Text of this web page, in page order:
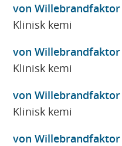
von Willebrandfaktor
Klinisk kemi
von Willebrandfaktor
Klinisk kemi
von Willebrandfaktor
Klinisk kemi
von